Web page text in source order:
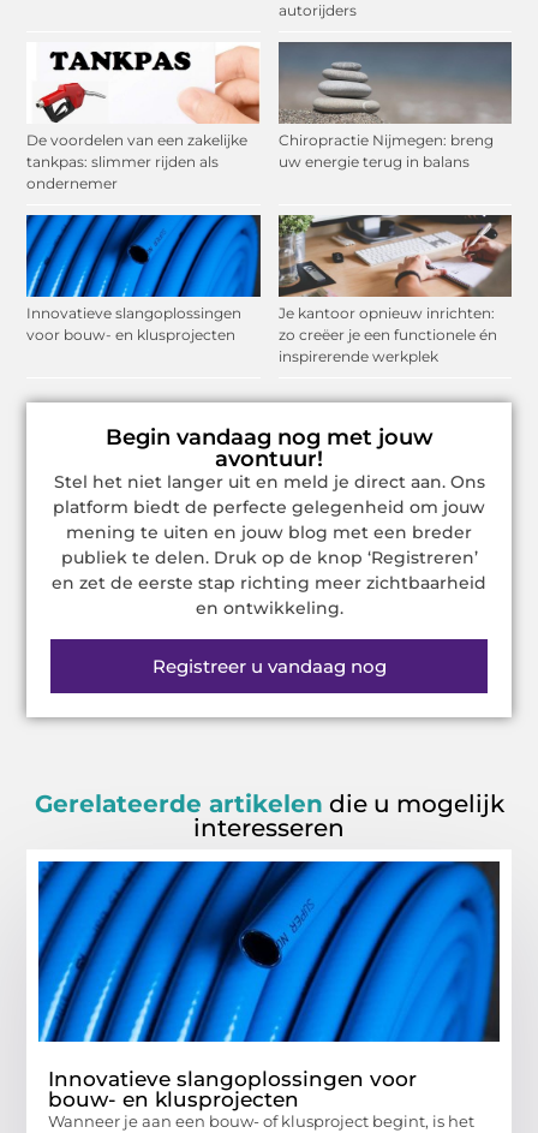
autorijders
De voordelen van een zakelijke
tankpas: slimmer rijden als
ondernemer
Chiropractie Nijmegen: breng
uw energie terug in balans
Innovatieve slangoplossingen
voor bouw- en klusprojecten
Je kantoor opnieuw inrichten:
zo creëer je een functionele én
inspirerende werkplek
Begin vandaag nog met jouw
avontuur!
Stel het niet langer uit en meld je direct aan. Ons
platform biedt de perfecte gelegenheid om jouw
mening te uiten en jouw blog met een breder
publiek te delen. Druk op de knop ‘Registreren’
en zet de eerste stap richting meer zichtbaarheid
en ontwikkeling.
Registreer u vandaag nog
Gerelateerde artikelen die u mogelijk
interesseren
Innovatieve slangoplossingen voor
bouw- en klusprojecten
Wanneer je aan een bouw- of klusproject begint, is het